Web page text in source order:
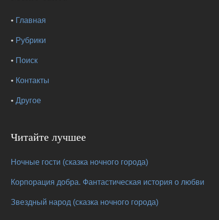
• Главная
• Рубрики
• Поиск
• Контакты
•Другое
Читайте лучшее
Ночные гости (сказка ночного города)
Корпорация добра. Фантастическая история о любви
Звездный народ (сказка ночного города)